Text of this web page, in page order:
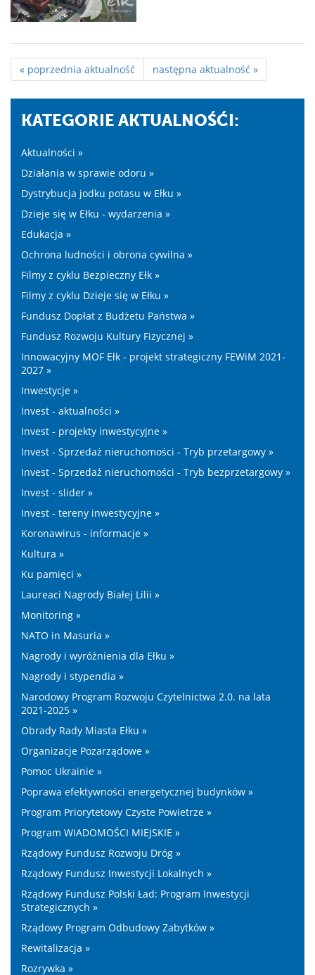
« poprzednia aktualność następna aktualność »
KATEGORIE AKTUALNOŚĆI:
Aktualności »
Działania w sprawie odoru »
Dystrybucja jodku potasu w Ełku »
Dzieje się w Ełku - wydarzenia »
Edukacja »
Ochrona ludności i obrona cywilna »
Filmy z cyklu Bezpieczny Ełk »
Filmy z cyklu Dzieje się w Ełku »
Fundusz Dopłat z Budżetu Państwa »
Fundusz Rozwoju Kultury Fizycznej »
Innowacyjny MOF Ełk - projekt strategiczny FEWiM 2021-
2027 »
Inwestycje »
Invest - aktualności »
Invest - projekty inwestycyjne »
Invest - Sprzedaż nieruchomości - Tryb przetargowy »
Invest - Sprzedaż nieruchomości - Tryb bezprzetargowy »
Invest - slider »
Invest - tereny inwestycyjne »
Koronawirus - informacje »
Kultura »
Ku pamięci »
Laureaci Nagrody Białej Lilii »
Monitoring »
NATO in Masuria »
Nagrody i wyróżnienia dla Ełku »
Nagrody i stypendia »
Narodowy Program Rozwoju Czytelnictwa 2.0. na lata
2021-2025 »
Obrady Rady Miasta Ełku »
Organizacje Pozarządowe »
Pomoc Ukrainie »
Poprawa efektywności energetycznej budynków »
Program Priorytetowy Czyste Powietrze »
Program WIADOMOŚCI MIEJSKIE »
Rządowy Fundusz Rozwoju Dróg »
Rządowy Fundusz Inwestycji Lokalnych »
Rządowy Fundusz Polski Ład: Program Inwestycji
Strategicznych »
Rządowy Program Odbudowy Zabytków »
Rewitalizacja »
Rozrywka »